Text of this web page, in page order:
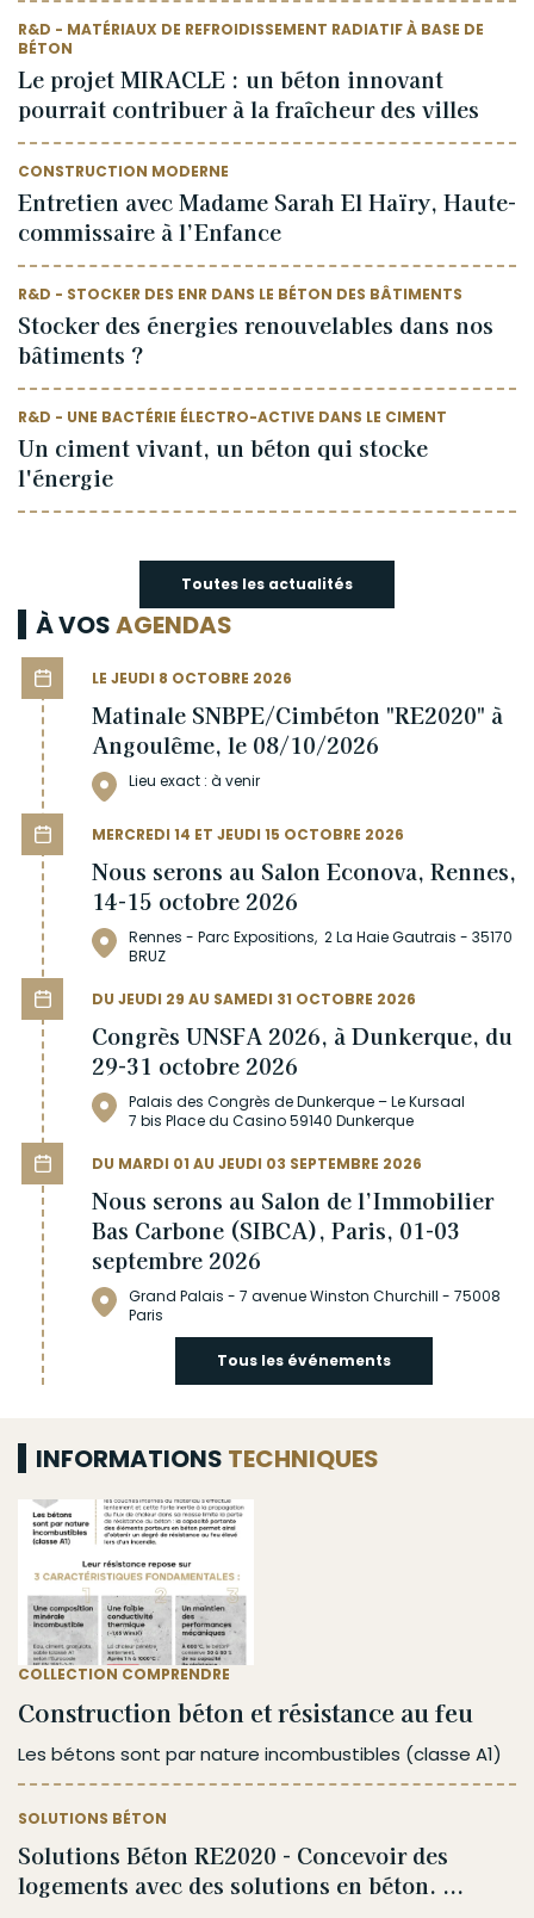
R&D - MATÉRIAUX DE REFROIDISSEMENT RADIATIF À BASE DE
BÉTON
Le projet MIRACLE : un béton innovant
pourrait contribuer à la fraîcheur des villes
CONSTRUCTION MODERNE
Entretien avec Madame Sarah El Haïry, Haute-
commissaire à l’Enfance
R&D - STOCKER DES ENR DANS LE BÉTON DES BÂTIMENTS
Stocker des énergies renouvelables dans nos
bâtiments ?
R&D - UNE BACTÉRIE ÉLECTRO-ACTIVE DANS LE CIMENT
Un ciment vivant, un béton qui stocke
l'énergie
Toutes les actualités
À VOSAGENDAS
LE JEUDI 8 OCTOBRE 2026
Matinale SNBPE/Cimbéton "RE2020" à
Angoulême, le 08/10/2026
Lieu exact : à venir
MERCREDI 14 ET JEUDI 15 OCTOBRE 2026
Nous serons au Salon Econova, Rennes,
14-15 octobre 2026
Rennes - Parc Expositions, 2 La Haie Gautrais - 35170
BRUZ
DU JEUDI 29 AU SAMEDI 31 OCTOBRE 2026
Congrès UNSFA 2026, à Dunkerque, du
29-31 octobre 2026
Palais des Congrès de Dunkerque – Le Kursaal
7 bis Place du Casino 59140 Dunkerque
DU MARDI 01 AU JEUDI 03 SEPTEMBRE 2026
Nous serons au Salon de l’Immobilier
Bas Carbone (SIBCA), Paris, 01-03
septembre 2026
Grand Palais - 7 avenue Winston Churchill - 75008
Paris
Tous les événements
INFORMATIONS TECHNIQUES
COLLECTION COMPRENDRE
Construction béton et résistance au feu
Les bétons sont par nature incombustibles (classe A1)
SOLUTIONS BÉTON
Solutions Béton RE2020 - Concevoir des
logements avec des solutions en béton. ...